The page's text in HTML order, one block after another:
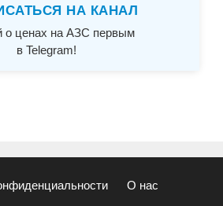
НА КАНАЛ
о ценах на АЗС первым
в Telegram!
О нас